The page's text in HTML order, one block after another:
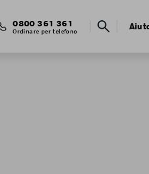
0800 361 361
Ordinare per telefono